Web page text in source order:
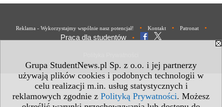
Grupa StudentNews.pl Sp. z o.o. i jej partnerzy
używają plików cookies i podobnych technologii w
celu realizacji m.in. usług statystycznych i
reklamowych zgodnie z Polityką Prywatności. Możesz
Reklama - Wykorzystajmy wspólnie nasz potencjał! • Kontakt • Patronat •
Praca dla studentów •